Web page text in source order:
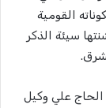
القومية
سيئة الذكر
الحاج علي وكيل